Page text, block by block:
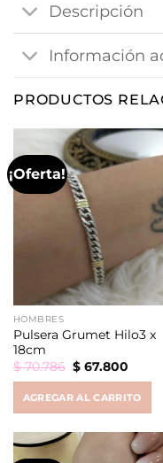
Descripción
Información
PRODUCTOS
¡Oferta!
HOMBRES
Pulsera Grumet Hilo3 x
18cm
$70.786 Original
price
$ 70.786.
$67.800
$
AGREGAR AL CARRITO